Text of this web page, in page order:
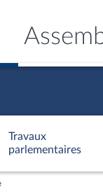
Travaux
parlementaires